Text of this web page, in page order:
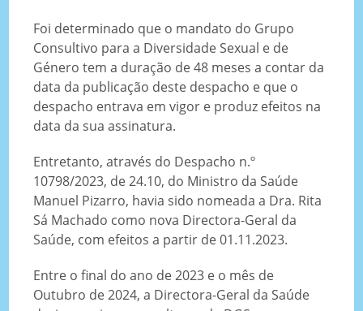
Foi determinado que o mandato do Grupo
Consultivo para a Diversidade Sexual e de
Género tem a duração de 48 meses a contar da
data da publicação deste despacho e que o
despacho entrava em vigor e produz efeitos na
data da sua assinatura.
Entretanto, através do Despacho n.º
10798/2023, de 24.10, do Ministro da Saúde
Manuel Pizarro, havia sido nomeada a Dra. Rita
Sá Machado como nova Directora-Geral da
Saúde, com efeitos a partir de 01.11.2023.
Entre o final do ano de 2023 e o mês de
Outubro de 2024, a Directora-Geral da Saúde